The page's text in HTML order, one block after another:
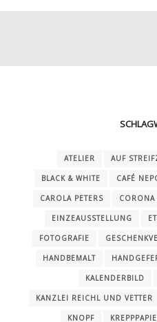
ATELIER AUF
BLACK & WHITE CAFÉ
CAROLA PETERS CORONA
EINZEAUSSTELLUNG
FOTOGRAFIE
HANDBEMALT
KALENDERBILD
KANZLEI REICHL UND VETTER
KNOPF